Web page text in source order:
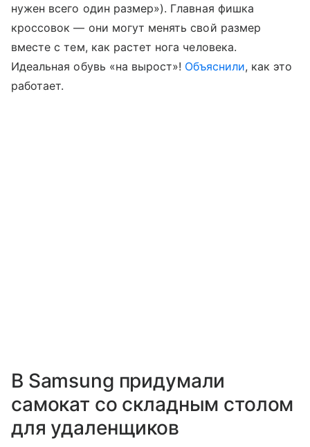
нужен всего один размер»). Главная фишка
кроссовок — они могут менять свой размер
вместе с тем, как растет нога человека.
Идеальная обувь «на вырост»! Объяснили, как это
работает.
В Samsung придумали
самокат со складным столом
для удаленщиков